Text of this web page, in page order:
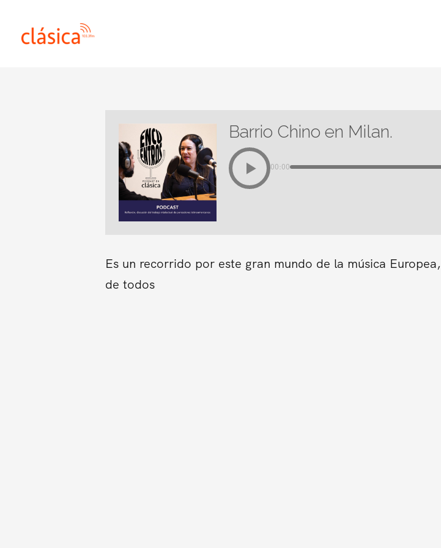
contenido
Barrio Chino en Milan.
00:00
Es un recorrido por este gran mundo de la música
de todos